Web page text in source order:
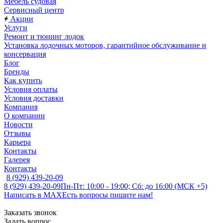
Сервисный центр
Акции
Услуги
Ремонт и тюнинг лодок
Установка лодочных моторов, гарантийное обслуживание и
консервация
Блог
Бренды
Как купить
Условия оплаты
Условия доставки
Компания
О компании
Новости
Отзывы
Карьера
Контакты
Галерея
Контакты
8 (929) 439-20-09
8 (929) 439-20-09Пн-Пт: 10:00 - 19:00; Сб: до 16:00 (МСК +5)
Написать в MAXЕсть вопросы пишите нам!
Заказать звонок
Задать вопрос